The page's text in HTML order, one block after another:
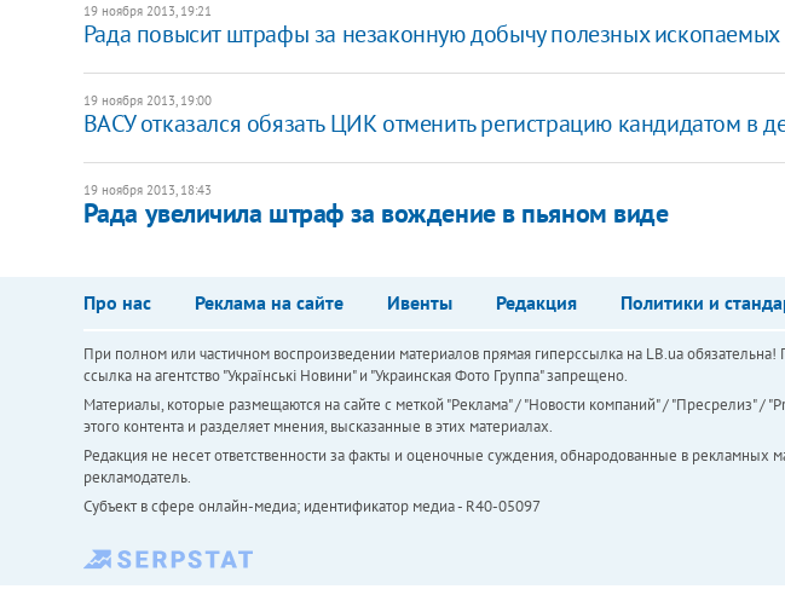
19 ноября 2013, 19:21
Рада повысит штрафы за незаконную добычу полезных ископаемых
19 ноября 2013, 19:00
ВАСУ отказался обязать ЦИК отменить регистрацию кандидатом в
19 ноября 2013, 18:43
Рада увеличила штраф за вождение в пьяном виде
Про нас Реклама на сайте Ивенты Редакция Политики и
При полном или частичном воспроизведении материалов прямая гиперссылка на LB.ua
ссылка на агентство "Українськi Новини" и "Украинская Фото Группа" запрещено.
Материалы, которые размещаются на сайте с меткой "Реклама" / "Новости компаний" / "Пресрелиз" /
этого контента и разделяет мнения, высказанные в этих материалах.
Редакция не несет ответственности за факты и оценочные суждения, обнародованные в рекламных
рекламодатель.
Субъект в сфере онлайн-медиа; идентификатор медиа - R40-05097